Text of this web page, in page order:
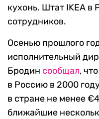
кухонь. Штат IKEA в
сотрудников.
Осенью прошлого
исполнительный
Бродин сообщал,
в Россию в 2000
в стране не менее
ближайшие